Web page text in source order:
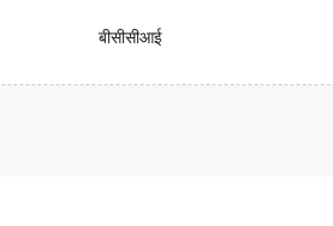
बीसीसीआई